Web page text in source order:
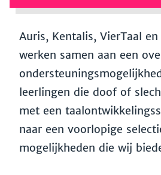
Auris, Kentalis, VierTaal
werken samen aan een
leerlingen die doof of
met een
naar een voorlopige
mogelijkheden die wij